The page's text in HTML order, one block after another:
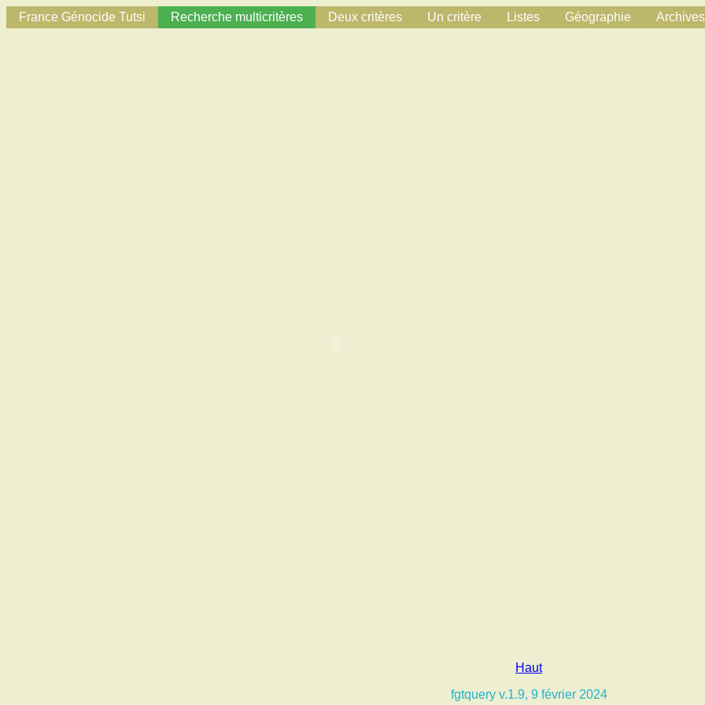
France Génocide Tutsi Recherche multicritères Deux critères Un critère Listes Géographie Archives
Haut
fgtquery v.1.9, 9 février 2024